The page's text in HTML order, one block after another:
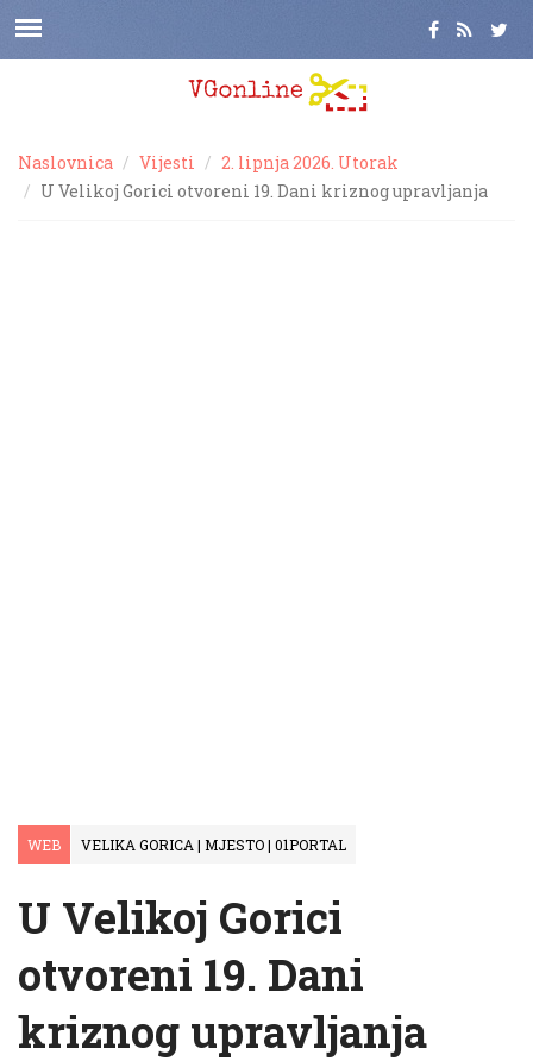
Naslovnica Vijesti
2. lipnja 2026. Utorak
U Velikoj Gorici otvoreni 19. Dani kriznog upravljanja
WEB VELIKA GORICA | MJESTO | 01PORTAL
U Velikoj Gorici
otvoreni 19. Dani
kriznog upravljanja